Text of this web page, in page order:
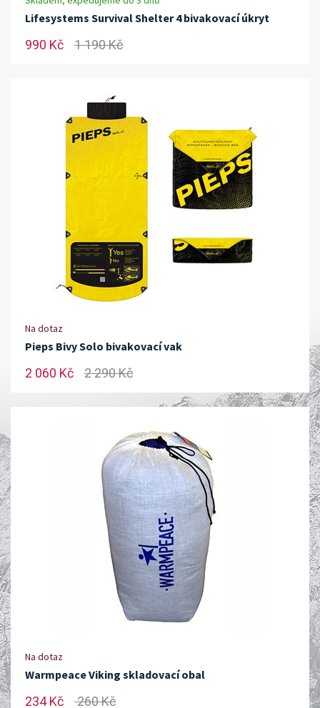
Lifesystems Survival Shelter 4 bivakovací úkryt
990 Kč 1 190 Kč
Na dotaz
Pieps Bivy Solo bivakovací vak
2 060 Kč 2 290 Kč
Na dotaz
Warmpeace Viking skladovací obal
234 Kč 260 Kč